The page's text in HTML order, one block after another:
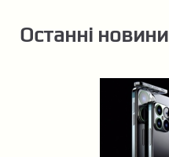
Останні новини